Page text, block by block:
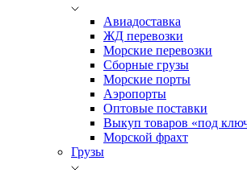
Авиадоставка
ЖД перевозки
Морские перевозки
Сборные грузы
Морские порты
Аэропорты
Оптовые поставки
Выкуп товаров «под
Морской фрахт
Грузы